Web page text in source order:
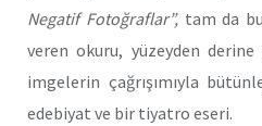
Negatif Fotoğraflar”, tam da
veren okuru, yüzeyden
imgelerin çağrışımıyla
edebiyat ve bir tiyatro eseri.